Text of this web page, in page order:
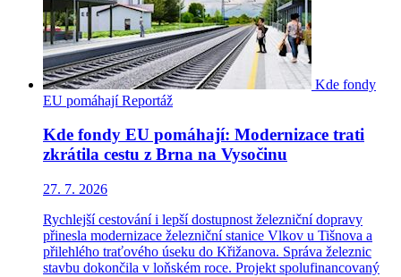
Kde fondy
EU pomáhají Reportáž
Kde fondy EU pomáhají: Modernizace trati
zkrátila cestu z Brna na Vysočinu
27. 7. 2026
Rychlejší cestování i lepší dostupnost železniční dopravy
přinesla modernizace železniční stanice Vlkov u Tišnova a
přilehlého traťového úseku do Křižanova. Správa železnic
stavbu dokončila v loňském roce. Projekt spolufinancovaný